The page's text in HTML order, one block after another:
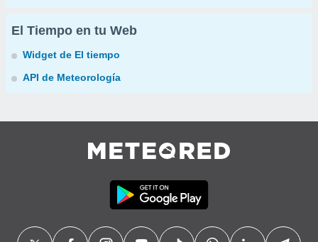
El Tiempo en tu Web
Widget de El tiempo
API de Meteorología